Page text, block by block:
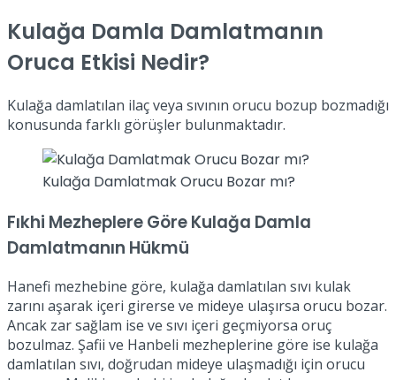
Kulağa Damla Damlatmanın
Oruca Etkisi Nedir?
Kulağa damlatılan ilaç veya sıvının orucu bozup bozmadığı
konusunda farklı görüşler bulunmaktadır.
Kulağa Damlatmak Orucu Bozar mı?
Fıkhi Mezheplere Göre Kulağa Damla
Damlatmanın Hükmü
Hanefi mezhebine göre, kulağa damlatılan sıvı kulak
zarını aşarak içeri girerse ve mideye ulaşırsa orucu bozar.
Ancak zar sağlam ise ve sıvı içeri geçmiyorsa oruç
bozulmaz. Şafii ve Hanbeli mezheplerine göre ise kulağa
damlatılan sıvı, doğrudan mideye ulaşmadığı için orucu